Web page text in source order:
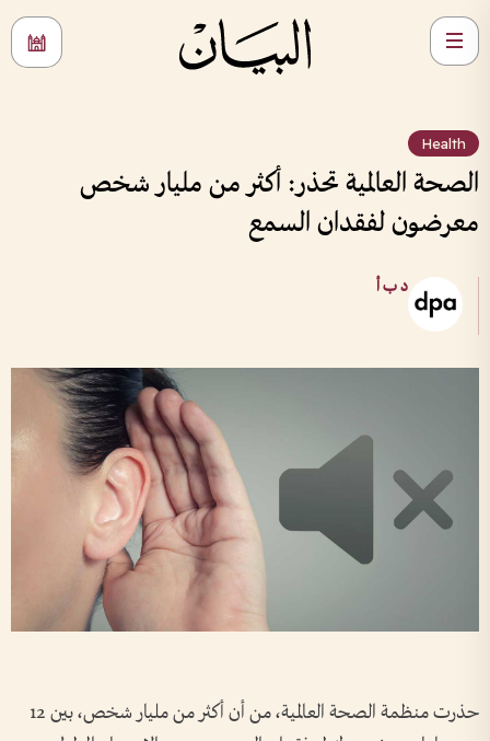
Health
الصحة العالمية تحذر: أكثر من مليار شخص
معرضون لفقدان السمع
د ب أ
حذرت منظمة الصحة العالمية، من أن أكثر من مليار شخص، بين 12